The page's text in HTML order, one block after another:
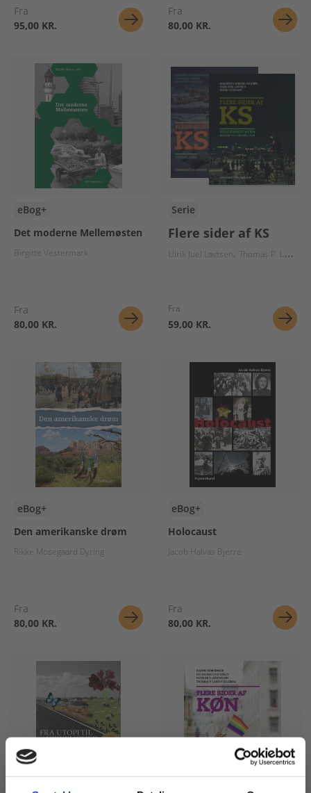
Fra
95,00 KR.
Fra
80,00 KR.
eBog+
Det moderne Mellemøsten
Birgitte Vestermark
Fra
80,00 KR.
Serie
Flere sider af KS
Ulrik Juel Lavtsen Thomas P. Larsen
Fra
59,00 KR.
eBog+
Den amerikanske drøm
Rikke Mosegaard Dyring
Fra
80,00 KR.
eBog+
Holocaust
Jacob Halvas Bjerre
Fra
80,00 KR.